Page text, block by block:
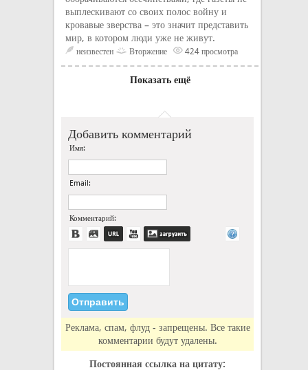
выплескивают со своих полос войну и
кровавые зверства – это значит представить
мир, в котором люди уже не живут.
неизвестен Вторжение 424 просмотра
Показать ещё
Добавить комментарий
Имя:
Email:
Комментарий:
Реклама, спам, флуд - запрещены. Все такие
комментарии будут удалены.
Постоянная ссылка на цитату: